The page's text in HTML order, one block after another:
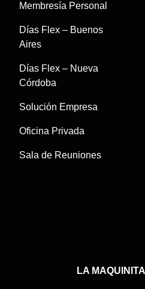
Membresía Personal
Días Flex – Buenos
Aires
Días Flex – Nueva
Córdoba
Solución Empresa
Oficina Privada
Sala de Reuniones
LA